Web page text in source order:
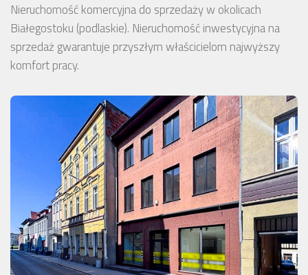
Nieruchomość komercyjna do sprzedaży w okolicach
Białegostoku (podlaskie). Nieruchomość inwestycyjna na
sprzedaż gwarantuje przyszłym właścicielom najwyższy
komfort pracy.